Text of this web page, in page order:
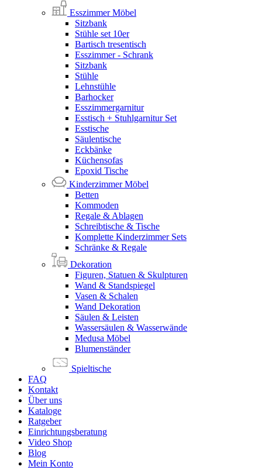
Esszimmer Möbel
Sitzbank
Stühle set 10er
Bartisch tresentisch
Esszimmer - Schrank
Sitzbank
Stühle
Lehnstühle
Barhocker
Esszimmergarnitur
Esstisch + Stuhlgarnitur Set
Esstische
Säulentische
Eckbänke
Küchensofas
Epoxid Tische
Kinderzimmer Möbel
Betten
Kommoden
Regale & Ablagen
Schreibtische & Tische
Komplette Kinderzimmer Sets
Schränke & Regale
Dekoration
Figuren, Statuen & Skulpturen
Wand & Standspiegel
Vasen & Schalen
Wand Dekoration
Säulen & Leisten
Wassersäulen & Wasserwände
Medusa Möbel
Blumenständer
Spieltische
FAQ
Kontakt
Über uns
Kataloge
Ratgeber
Einrichtungsberatung
Video Shop
Blog
Mein Konto